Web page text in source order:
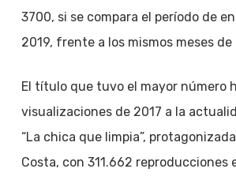
3700, si se compara el período de
2019, frente a los mismos meses de
El título que tuvo el mayor número
visualizaciones de 2017 a la
“La chica que limpia”,
Costa, con 311.662 reproducciones